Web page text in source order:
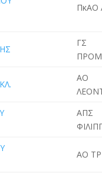
ΠκΑΟ
ΓΣ
ΑΟ
ΑΠΣ
ΑΟ